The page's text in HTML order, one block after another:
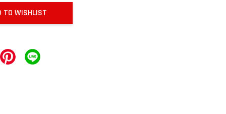
TO WISHLIST